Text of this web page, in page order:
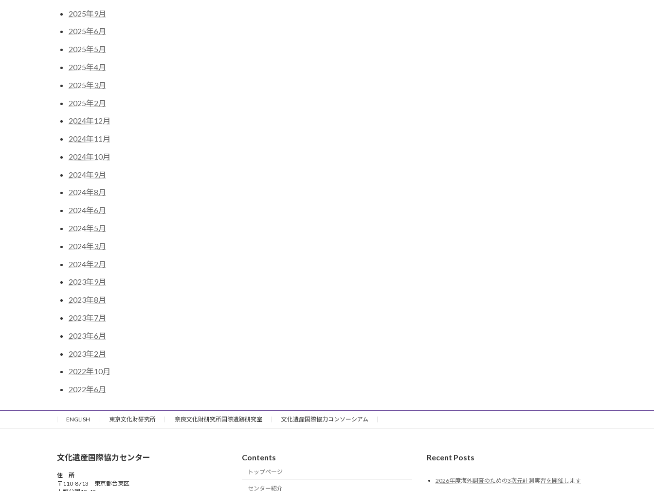
2025年9月
2025年6月
2025年5月
2025年4月
2025年3月
2025年2月
2024年12月
2024年11月
2024年10月
2024年9月
2024年8月
2024年6月
2024年5月
2024年3月
2024年2月
2023年9月
2023年8月
2023年7月
2023年6月
2023年2月
2022年10月
2022年6月
ENGLISH 東京文化財研究所 奈良文化財研究所国際遺跡研究室 文化遺産国際協力コンソーシアム
文化遺産国際協力センター
住 所
〒110-8713 東京都台東区
Contents
トップページ
センター紹介
Recent Posts
2026年度海外調査のための3次元計測実習を開催します